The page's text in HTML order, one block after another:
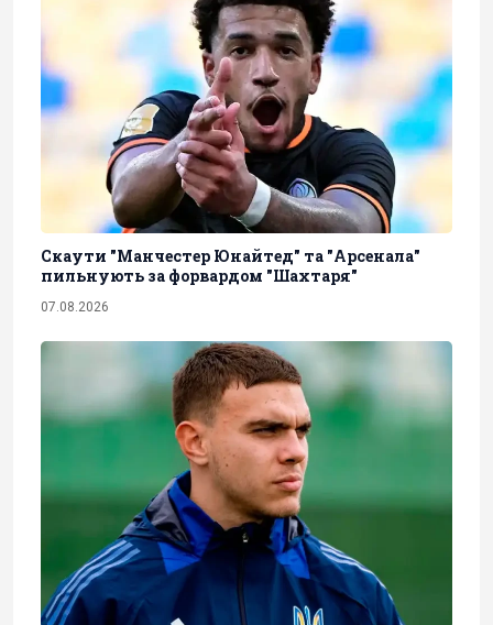
Скаути "Манчестер Юнайтед" та "Арсенала"
пильнують за форвардом "Шахтаря"
07.08.2026